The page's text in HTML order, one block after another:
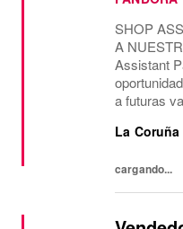
SHOP
A
Assistant
a futuras
Assistant,
La Coruña
cargando...